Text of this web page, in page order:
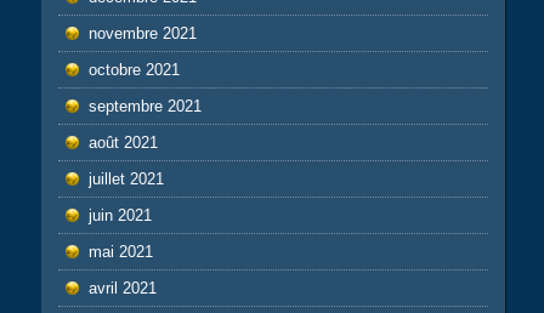
novembre 2021
octobre 2021
septembre 2021
août 2021
juillet 2021
juin 2021
mai 2021
avril 2021